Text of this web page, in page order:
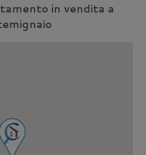
in vendita a